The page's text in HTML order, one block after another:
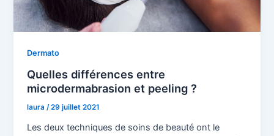
Dermato
Quelles différences entre
microdermabrasion et peeling ?
laura/29 juillet 2021
Les deux techniques de soins de beauté ont le